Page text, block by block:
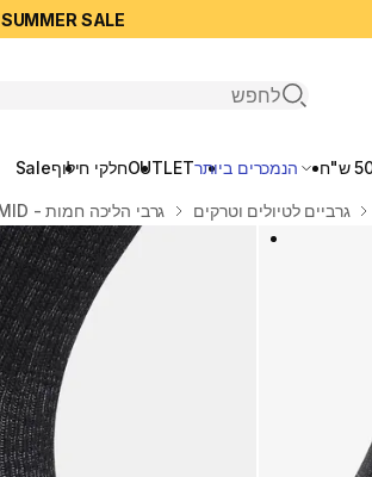
SUMMER SALE עד 50% הנחה 🛍️
פתיחת חיפוש
הנמכרים ביותרOUTLETחלקי חילוףSale
גרביים לטיולים וטרקים גרבי הליכה חמות - SH100 U-WARM MID - מארז 2 זוגות